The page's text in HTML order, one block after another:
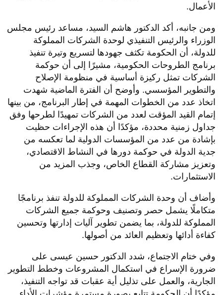
الأعمال.
ومن جانبه، أكد الدكتور هاشم السيد، مساعد رئيس مجلس
الوزراء والرئيس التنفيذي لوحدة الشركات المملوكة
للدولة، أن الحكومة تكثف جهودها لتسريع وتيرة تنفيذ
برنامج الطروحات الحكومية، مشيرًا إلى أن حوكمة
الشركات تمثل ركيزة أساسية في منظومة الإصلاح
والتطوير المؤسسي. وأوضح أن الفترة الماضية شهدت
اتخاذ عدد من الخطوات المهمة في إطار البرنامج، من بينها
إتمام القيد المؤقت لعدد من الشركات تمهيدًا لطرحها وفق
جداول زمنية محددة، مؤكدًا أن هذه الإجراءات حظيت
بإشادة من عدد من المؤسسات الدولية لما تعكسه من
جدية الدولة في حوكمة دورها في النشاط الاقتصادي،
وتعزيز مشاركة القطاع الخاص، وجذب المزيد من
الاستثمارات.
وأضاف أن وحدة الشركات المملوكة للدولة تنفذ برنامجًا
متكاملًا يشمل حصر وتصنيف وحوكمة جميع الشركات
المملوكة للدولة، بما يضمن تطوير آليات إدارتها وتحسين
كفاءة أدائها وتعظيم العائد من أصولها.
وفي ختام الاجتماع، شدد الدكتور حسين عيسى على
ضرورة الإسراع في استكمال المشروعات وخطط التطوير
الجارية، والعمل على تذليل أية عقبات قد تواجه التنفيذ،